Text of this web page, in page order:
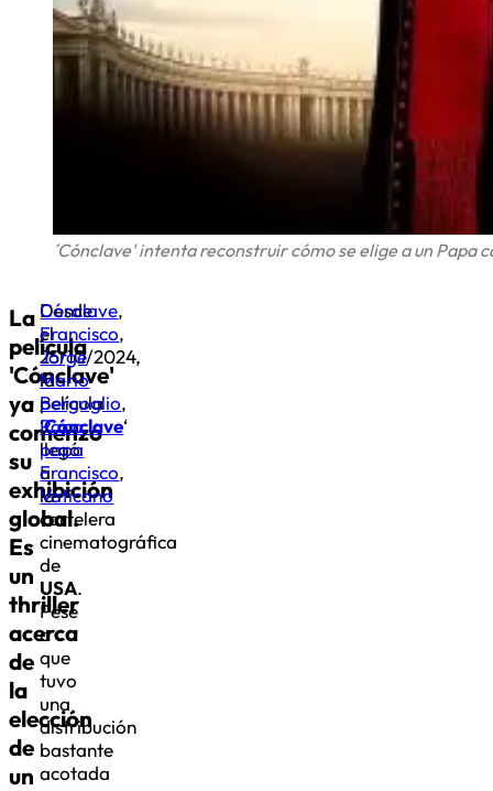
´Cónclave' intenta reconstruir cómo se elige a un Papa
La
película
'Cónclave'
ya
comenzó
su
exhibición
global.
Es
un
thriller
acerca
de
la
elección
de
un
Desde
el
25/10/2024,
la
película
‘Cónclave‘
llegó
a
la
cartelera
cinematográfica
de
USA.
Pese
a
que
tuvo
una
distribución
bastante
acotada
Cónclave,
Francisco,
Jorge
Mario
Bergoglio,
Papa,
papa
Francisco,
Vaticano